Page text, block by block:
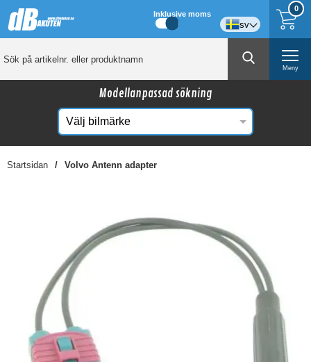
0
Inklusive moms
sv
Meny
Modellanpassad sökning
Startsidan Volvo Antenn adapter
dig?